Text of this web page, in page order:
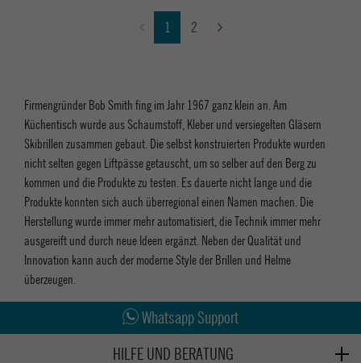
1 2
Firmengründer Bob Smith fing im Jahr 1967 ganz klein an. Am
Küchentisch wurde aus Schaumstoff, Kleber und versiegelten Gläsern
Skibrillen zusammen gebaut. Die selbst konstruierten Produkte wurden
nicht selten gegen Liftpässe getauscht, um so selber auf den Berg zu
kommen und die Produkte zu testen. Es dauerte nicht lange und die
Produkte konnten sich auch überregional einen Namen machen. Die
Herstellung wurde immer mehr automatisiert, die Technik immer mehr
ausgereift und durch neue Ideen ergänzt. Neben der Qualität und
Innovation kann auch der moderne Style der Brillen und Helme
überzeugen.
Kauf auf Rechnung
HILFE UND BERATUNG